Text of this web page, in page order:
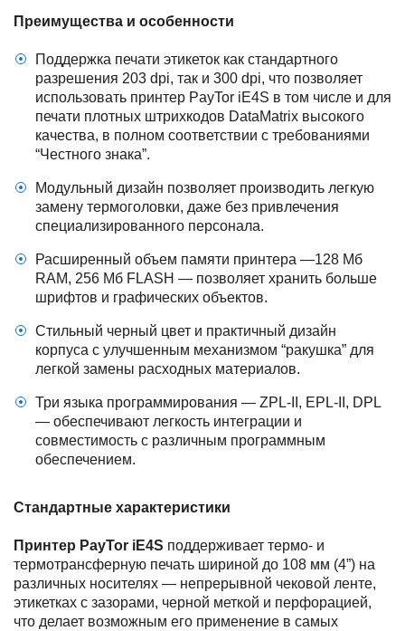
Преимущества и особенности
Поддержка печати этикеток как стандартного
разрешения 203 dpi, так и 300 dpi, что позволяет
использовать принтер PayTor iE4S в том числе и для
печати плотных штрихкодов DataMatrix высокого
качества, в полном соответствии с требованиями
“Честного знака”.
Модульный дизайн позволяет производить легкую
замену термоголовки, даже без привлечения
специализированного персонала.
Расширенный объем памяти принтера —128 Мб
RAM, 256 Мб FLASH — позволяет хранить больше
шрифтов и графических объектов.
Стильный черный цвет и практичный дизайн
корпуса с улучшенным механизмом “ракушка” для
легкой замены расходных материалов.
Три языка программирования — ZPL-II, EPL-II, DPL
— обеспечивают легкость интеграции и
совместимость с различным программным
обеспечением.
Стандартные характеристики
Принтер PayTor iE4S поддерживает термо- и
термотрансферную печать шириной до 108 мм (4”) на
различных носителях — непрерывной чековой ленте,
этикетках с зазорами, черной меткой и перфорацией,
что делает возможным его применение в самых